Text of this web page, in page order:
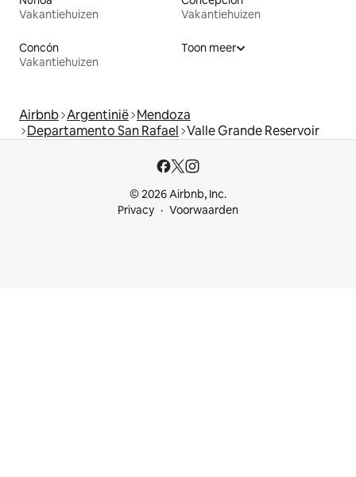
Vakantiehuizen
Vakantiehuizen
Concón
Vakantiehuizen
Toon meer
Airbnb Argentinië Mendoza
Departamento San Rafael Valle Grande Reservoir
© 2026 Airbnb, Inc.
Privacy
Voorwaarden